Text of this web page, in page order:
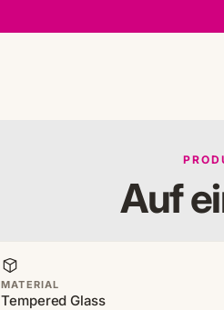
Auf
MATERIAL
Tempered Glass